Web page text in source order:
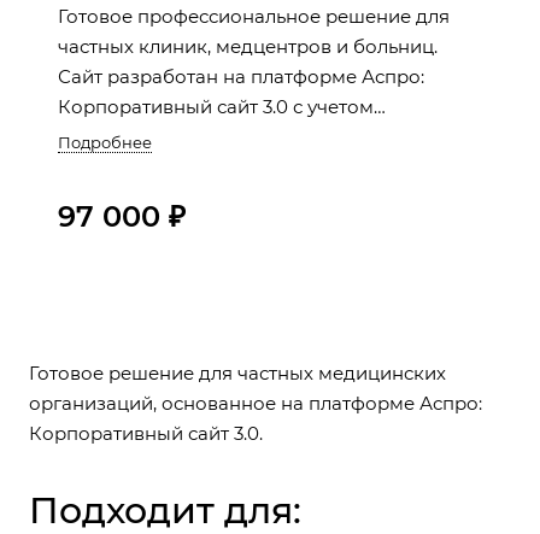
Готовое профессиональное решение для
частных клиник, медцентров и больниц.
Сайт разработан на платформе Аспро:
Корпоративный сайт 3.0 с учетом
специфики медицинской сферы и идет в
Подробнее
97 000 ₽
Готовое решение для частных медицинских
организаций, основанное на платформе Аспро:
Корпоративный сайт 3.0.
Подходит для: